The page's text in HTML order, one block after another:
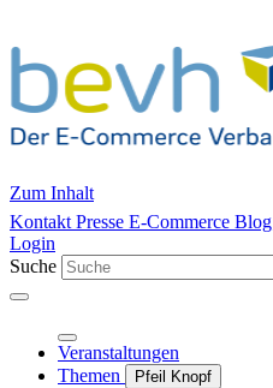
Zum Inhalt
Kontakt Presse E-Commerce Blog
Login
Suche
Veranstaltungen
Themen
Pfeil Knopf